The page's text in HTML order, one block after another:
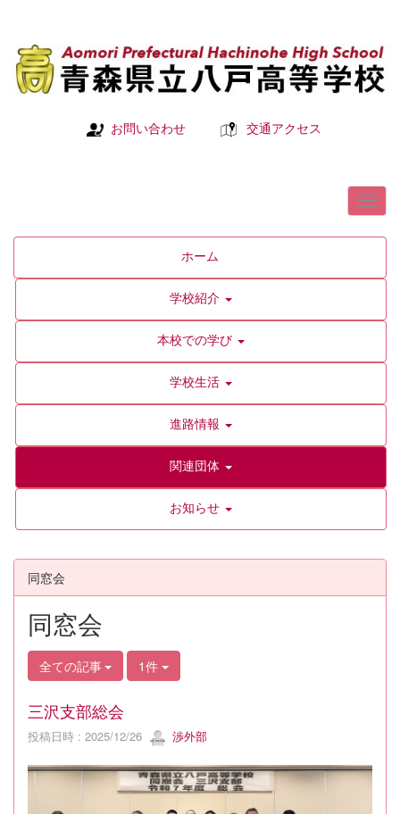
お問い合わせ 交通アクセス
ホーム
学校紹介
本校での学び
学校生活
進路情報
関連団体
お知らせ
同窓会
同窓会
全ての記事 1件
三沢支部総会
投稿日時 : 2025/12/26 渉外部